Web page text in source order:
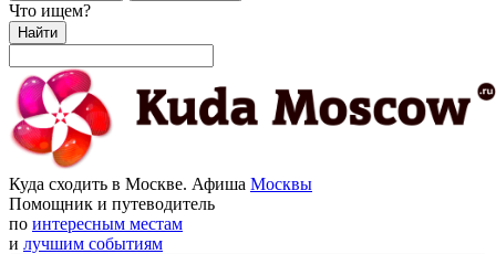
Что ищем?
Найти
Куда сходить в Москве. Афиша Москвы
Помощник и путеводитель
по интересным местам
и лучшим событиям